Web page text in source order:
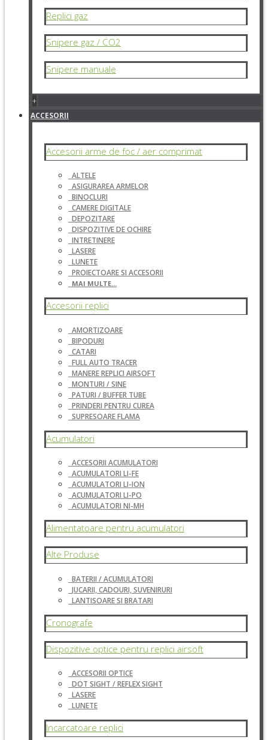
Replici gaz
Snipere gaz / CO2
Snipere manuale
+
ACCESORII
Accesorii arme de foc / aer comprimat
ALTELE
ASIGURAREA ARMELOR
BINOCLURI
CAMERE DIGITALE
DEPOZITARE
DISPOZITIVE DE OCHIRE
INTRETINERE
LASERE
LUNETE
PROIECTOARE SI ACCESORII
MAI MULTE...
Accesorii replici
AMORTIZOARE
BIPODURI
CATARI
FULL AUTO TRACER
MANERE REPLICI AIRSOFT
MONTURI / SINE
PATURI / BUFFER TUBE
PRINDERI PENTRU CUREA
SUPRESOARE FLAMA
Acumulatori
ACCESORII ACUMULATORI
ACUMULATORI LI-FE
ACUMULATORI LI-ION
ACUMULATORI LI-PO
ACUMULATORI NI-MH
Alimentatoare pentru acumulatori
Alte Produse
BATERII / ACUMULATORI
JUCARII, CADOURI, SUVENIRURI
LANTISOARE SI BRATARI
Cronografe
Dispozitive optice pentru replici airsoft
ACCESORII OPTICE
DOT SIGHT / REFLEX SIGHT
LASERE
LUNETE
Incarcatoare replici